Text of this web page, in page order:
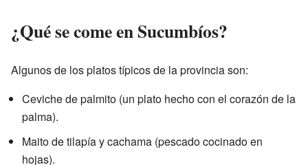
¿Qué se come en Sucumbíos?
Algunos de los platos típicos de la provincia son:
Ceviche de palmito (un plato hecho con el corazón de la
palma).
Maito de tilapía y cachama (pescado cocinado en
hojas).